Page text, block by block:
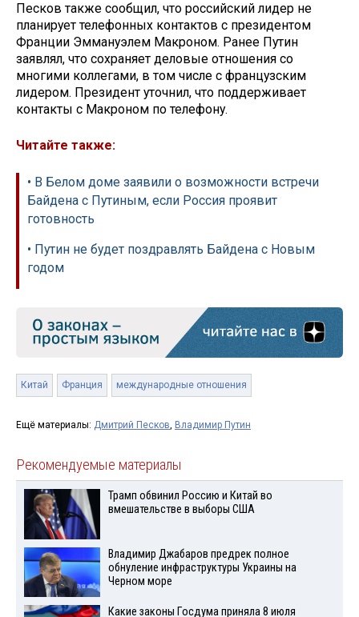
Песков также сообщил, что российский лидер не
планирует телефонных контактов с президентом
Франции Эммануэлем Макроном. Ранее Путин
заявлял, что сохраняет деловые отношения со
многими коллегами, в том числе с французским
лидером. Президент уточнил, что поддерживает
контакты с Макроном по телефону.
Читайте также:
• В Белом доме заявили о возможности встречи
Байдена с Путиным, если Россия проявит
готовность
• Путин не будет поздравлять Байдена с Новым
годом
Китай Франция международные отношения
Ещё материалы: Дмитрий Песков, Владимир Путин
Рекомендуемые материалы
Трамп обвинил Россию и Китай во
вмешательстве в выборы США
Владимир Джабаров предрек полное
обнуление инфраструктуры Украины на
Черном море
Какие законы Госдума приняла 8 июля